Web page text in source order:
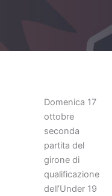
Domenica 17
ottobre
seconda
partita del
girone di
qualificazione
dell’Under 19